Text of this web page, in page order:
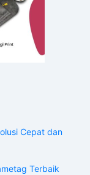
Cepat dan
Terbaik